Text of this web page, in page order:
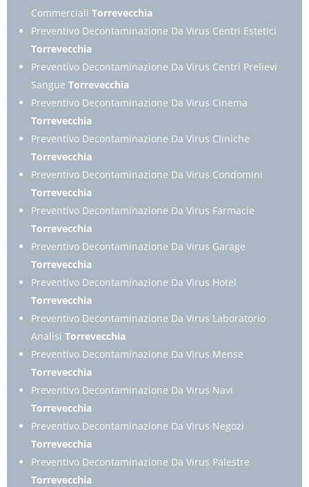
CommercialiTorrevecchia
Preventivo Decontaminazione Da Virus Centri Estetici
Torrevecchia
Preventivo Decontaminazione Da Virus Centri Prelievi
SangueTorrevecchia
Preventivo Decontaminazione Da Virus Cinema
Torrevecchia
Preventivo Decontaminazione Da Virus Cliniche
Torrevecchia
Preventivo Decontaminazione Da Virus Condomini
Torrevecchia
Preventivo Decontaminazione Da Virus Farmacie
Torrevecchia
Preventivo Decontaminazione Da Virus Garage
Torrevecchia
Preventivo Decontaminazione Da Virus Hotel
Torrevecchia
Preventivo Decontaminazione Da Virus Laboratorio
AnalisiTorrevecchia
Preventivo Decontaminazione Da Virus Mense
Torrevecchia
Preventivo Decontaminazione Da Virus Navi
Torrevecchia
Preventivo Decontaminazione Da Virus Negozi
Torrevecchia
Preventivo Decontaminazione Da Virus Palestre
Torrevecchia